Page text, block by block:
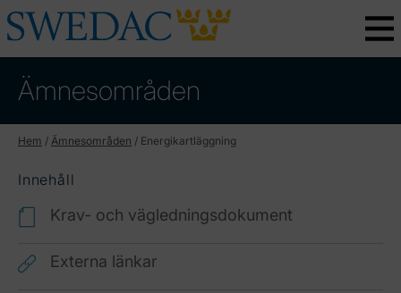
Ämnesområden
Hem / Ämnesområden / Energikartläggning
Innehåll
Krav- och vägledningsdokument
Externa länkar